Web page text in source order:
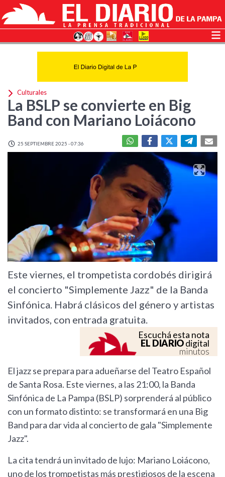
Culturales
La BSLP se convierte en Big
Band con Mariano Loiácono
25 SEPTIEMBRE 2025 - 07:36
Este viernes, el trompetista cordobés dirigirá
el concierto "Simplemente Jazz" de la Banda
Sinfónica. Habrá clásicos del género y artistas
invitados, con entrada gratuita.
Escuchá esta nota
EL DIARIOdigital
minutos
El jazz se prepara para adueñarse del Teatro Español
de Santa Rosa. Este viernes, a las 21:00, la Banda
Sinfónica de La Pampa (BSLP) sorprenderá al público
con un formato distinto: se transformará en una Big
Band para dar vida al concierto de gala "Simplemente
Jazz".
La cita tendrá un invitado de lujo: Mariano Loiácono,
uno de los trompetistas más prestigiosos de la escena